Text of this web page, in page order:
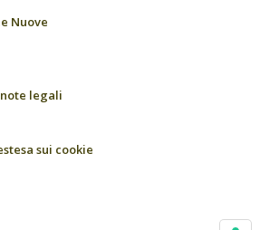
Nuove
legali
sui cookie